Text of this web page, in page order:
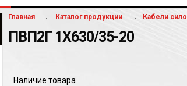
Главная Каталог продукции Кабели
ПВП2Г 1Х630/35-20
Наличие товара